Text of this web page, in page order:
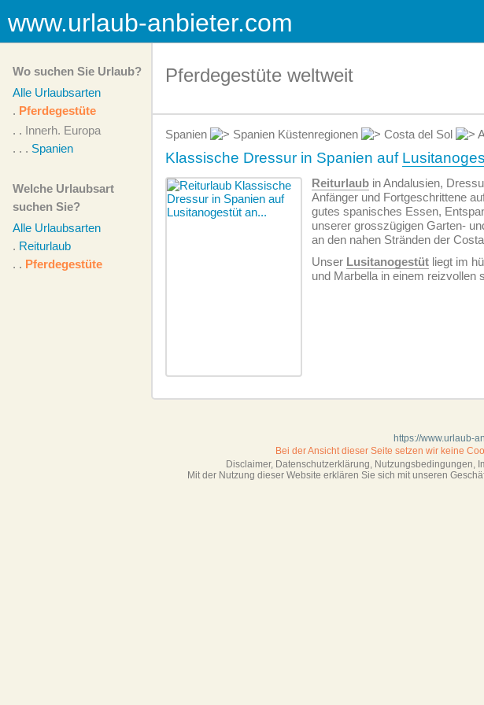
www.urlaub-anbieter.com
Wo suchen Sie Urlaub?
Alle Urlaubsarten
. Pferdegestüte
. . Innerh. Europa
. . . Spanien
Welche Urlaubsart
suchen Sie?
Alle Urlaubsarten
. Reiturlaub
. . Pferdegestüte
Pferdegestüte weltweit
Spanien Spanien Küstenregionen Costa del Sol
Klassische Dressur in Spanien auf
Reiturlaub in Andalusien,
Anfänger und Fortgeschrittene
gutes spanisches Essen,
unserer grosszügigen Garten-
an den nahen Stränden der
Unser Lusitanogestüt liegt im
und Marbella in einem reizvollen
https://www.urlaub-
Bei der Ansicht dieser Seite setzen wir keine
Disclaimer, Datenschutzerklärung, Nutzungsbedingungen,
Mit der Nutzung dieser Website erklären Sie sich mit unseren